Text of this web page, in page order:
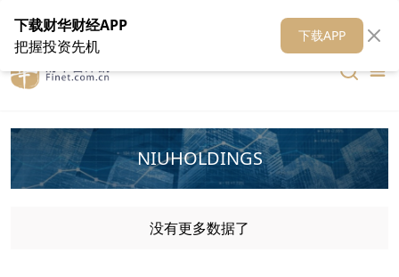
在线客服 关于我们 财华媒体矩阵 财华智库
NIUHOLDINGS
没有更多数据了
下载财华财经APP
把握投资先机
下载APP